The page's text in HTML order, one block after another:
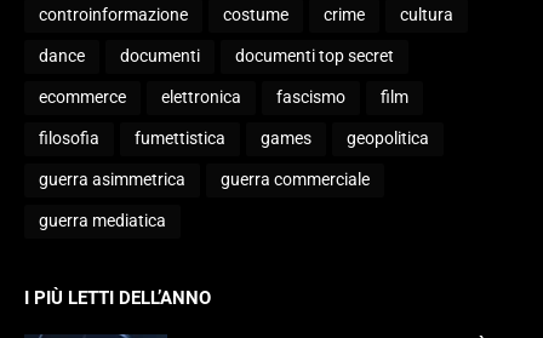
controinformazione costume crime cultura
dance documenti documenti top secret
ecommerce elettronica fascismo film
filosofia fumettistica games geopolitica
guerra asimmetrica guerra commerciale
guerra mediatica
I PIÙ LETTI DELL’ANNO